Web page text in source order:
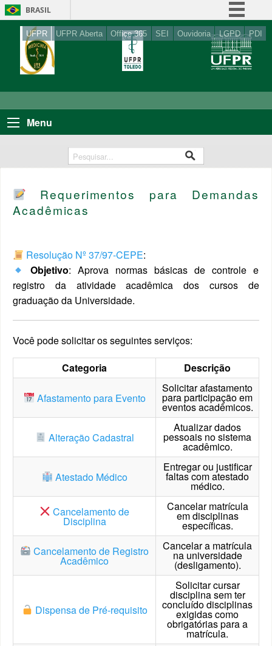
BRASIL
Simplifique!
Comunica BR
Legislação
UFPR UFPR Aberta Office 365 SEI Ouvidoria LGPD PDI
Menu
Requerimentos para Demandas
Acadêmicas
Resolução Nº 37/97-CEPE:
Objetivo: Aprova normas básicas de controle e
registro da atividade acadêmica dos cursos de
graduação da Universidade.
Você pode solicitar os seguintes serviços:
Categoria
Descrição
Afastamento para Evento
Solicitar afastamento
para participação em
eventos acadêmicos.
Alteração Cadastral
Atualizar dados
pessoais no sistema
acadêmico.
Atestado Médico
Entregar ou justificar
faltas com atestado
médico.
Cancelamento de
Disciplina
Cancelar matrícula
em disciplinas
específicas.
Cancelamento de Registro
Acadêmico
Cancelar a matrícula
na universidade
(desligamento).
Dispensa de Pré-requisito
Solicitar cursar
disciplina sem ter
concluído disciplinas
exigidas como
obrigatórias para a
matrícula.